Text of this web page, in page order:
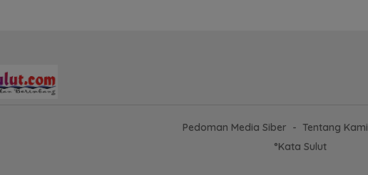
Pedoman Media Siber Tentang Kami
°Kata Sulut